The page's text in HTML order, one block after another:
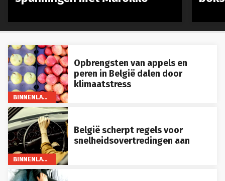
BINNENLAND
Opbrengsten van appels en
peren in België dalen door
klimaatstress
BINNENLAND
België scherpt regels voor
snelheidsovertredingen aan